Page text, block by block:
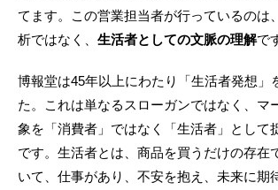
てます。この営業担当者が行っているのは
析ではなく、 生活者としての文脈の理解で
博報堂は45年以上にわたり「生活者発想」
た。これは単なるスローガンではなく、マ
象を「消費者」ではなく「生活者」として
です。生活者とは、商品を買うだけの存在
いて、仕事があり、不安を抱え、未来に期